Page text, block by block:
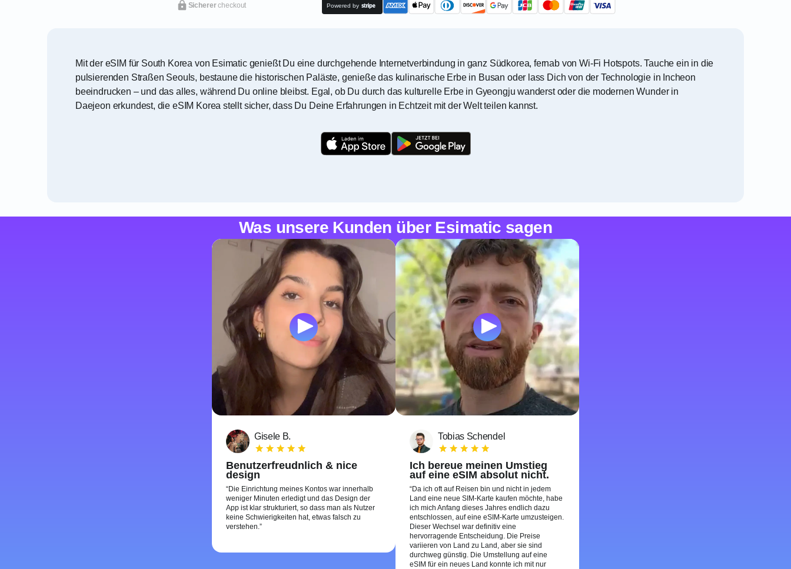
Sicherercheckout Powered by
Mit der eSIM für South Korea von Esimatic genießt Du eine durchgehende Internetverbindung in ganz Südkorea, fernab von Wi-Fi Hotspots. Tauche ein in die
pulsierenden Straßen Seouls, bestaune die historischen Paläste, genieße das kulinarische Erbe in Busan oder lass Dich von der Technologie in Incheon
beeindrucken – und das alles, während Du online bleibst. Egal, ob Du durch das kulturelle Erbe in Gyeongju wanderst oder die modernen Wunder in
Daejeon erkundest, die eSIM Korea stellt sicher, dass Du Deine Erfahrungen in Echtzeit mit der Welt teilen kannst.
Was unsere Kunden über Esimatic sagen
Gisele B.
Benutzerfreudnlich & nice
design
Die Einrichtung meines Kontos war innerhalb
weniger Minuten erledigt und das Design der
App ist klar strukturiert, so dass man als Nutzer
keine Schwierigkeiten hat, etwas falsch zu
verstehen.
Tobias Schendel
Ich bereue meinen Umstieg
auf eine eSIM absolut nicht.
Da ich oft auf Reisen bin und nicht in jedem
Land eine neue SIM-Karte kaufen möchte, habe
ich mich Anfang dieses Jahres endlich dazu
entschlossen, auf eine eSIM-Karte umzusteigen.
Dieser Wechsel war definitiv eine
hervorragende Entscheidung. Die Preise
variieren von Land zu Land, aber sie sind
durchweg günstig. Die Umstellung auf eine
eSIM für ein neues Land konnte ich mit nur